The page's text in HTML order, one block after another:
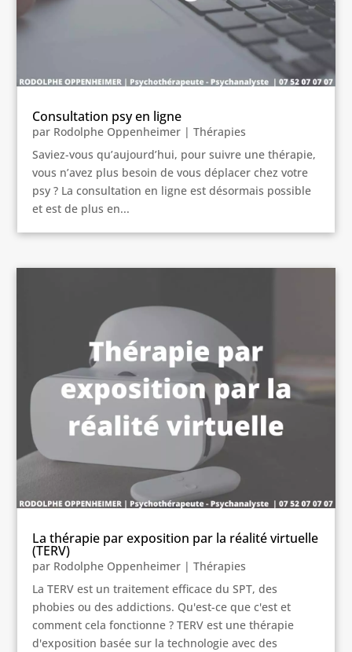
Consultation psy en ligne
par Rodolphe Oppenheimer |Thérapies
Saviez-vous qu’aujourd’hui, pour suivre une thérapie,
vous n’avez plus besoin de vous déplacer chez votre
psy ? La consultation en ligne est désormais possible
et est de plus en...
La thérapie par exposition par la réalité virtuelle
(TERV)
par Rodolphe Oppenheimer |Thérapies
La TERV est un traitement efficace du SPT, des
phobies ou des addictions. Qu'est-ce que c'est et
comment cela fonctionne ? TERV est une thérapie
d'exposition basée sur la technologie avec des